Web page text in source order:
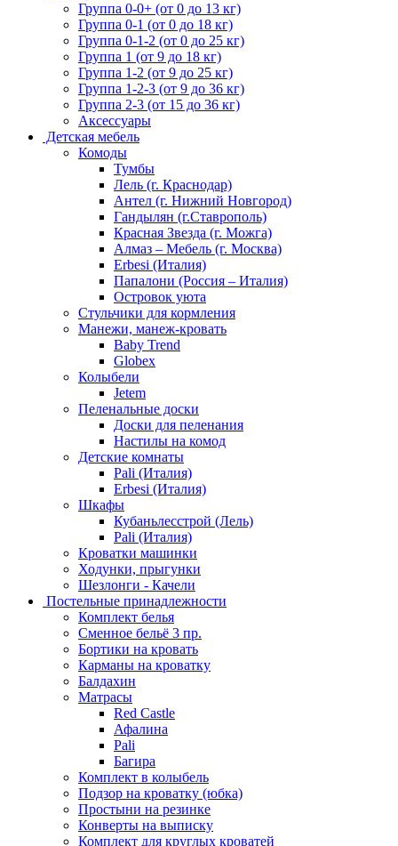
Группа 0-0+ (от 0 до 13 кг)
Группа 0-1 (от 0 до 18 кг)
Группа 0-1-2 (от 0 до 25 кг)
Группа 1 (от 9 до 18 кг)
Группа 1-2 (от 9 до 25 кг)
Группа 1-2-3 (от 9 до 36 кг)
Группа 2-3 (от 15 до 36 кг)
Аксессуары
Детская мебель
Комоды
Тумбы
Лель (г. Краснодар)
Антел (г. Нижний Новгород)
Гандылян (г.Ставрополь)
Красная Звезда (г. Можга)
Алмаз – Мебель (г. Москва)
Erbesi (Италия)
Папалони (Россия – Италия)
Островок уюта
Стульчики для кормления
Манежи, манеж-кровать
Baby Trend
Globex
Колыбели
Jetem
Пеленальные доски
Доски для пеленания
Настилы на комод
Детские комнаты
Pali (Италия)
Erbesi (Италия)
Шкафы
Кубаньлесстрой (Лель)
Pali (Италия)
Кроватки машинки
Ходунки, прыгунки
Шезлонги - Качели
Постельные принадлежности
Комплект белья
Сменное бельё 3 пр.
Бортики на кровать
Карманы на кроватку
Балдахин
Матрасы
Red Castle
Афалина
Pali
Багира
Комплект в колыбель
Подзор на кроватку (юбка)
Простыни на резинке
Конверты на выписку
Комплект для круглых кроватей